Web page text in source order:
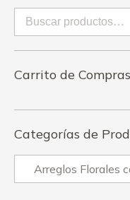
Carrito de Compras
Categorías de